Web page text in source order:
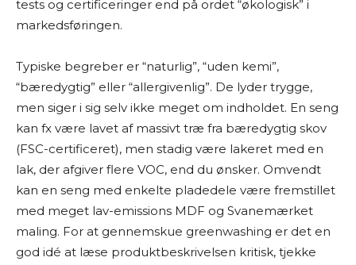
tests og certificeringer end på ordet “økologisk” i
markedsføringen.
Typiske begreber er “naturlig”, “uden kemi”,
“bæredygtig” eller “allergivenlig”. De lyder trygge,
men siger i sig selv ikke meget om indholdet. En seng
kan fx være lavet af massivt træ fra bæredygtig skov
(FSC-certificeret), men stadig være lakeret med en
lak, der afgiver flere VOC, end du ønsker. Omvendt
kan en seng med enkelte pladedele være fremstillet
med meget lav-emissions MDF og Svanemærket
maling. For at gennemskue greenwashing er det en
god idé at læse produktbeskrivelsen kritisk, tjekke